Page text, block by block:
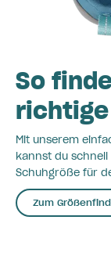
So
richtige
Mit unserem
kannst du
Schuhgröße für
Zum